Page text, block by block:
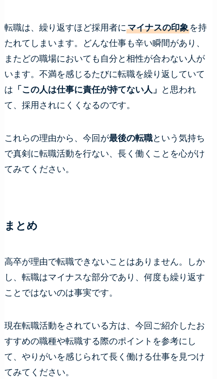
転職は、繰り返すほど採用者にマイナスの印象を持
たれてしまいます。どんな仕事も辛い瞬間があり、
またどの職場においても自分と相性が合わない人が
います。不満を感じるたびに転職を繰り返していて
は 「この人は仕事に責任が持てない人」
と思われ
て、採用されにくくなるのです。
これらの理由から、今回が最後の転職という気持ち
で真剣に転職活動を行ない、長く働くことを心がけ
てみてください。
まとめ
高卒が理由で転職できないことはありません。しか
し、転職はマイナスな部分であり、何度も繰り返す
ことではないのは事実です。
現在転職活動をされている方は、今回ご紹介したお
すすめの職種や転職する際のポイントを参考にし
て、やりがいを感じられて長く働ける仕事を見つけ
てみてください。